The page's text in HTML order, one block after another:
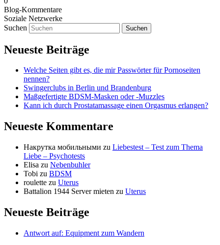
Blog-Kommentare
Soziale Netzwerke
Suchen
Neueste Beiträge
Welche Seiten gibt es, die mir Passwörter für Pornoseiten
nennen?
Swingerclubs in Berlin und Brandenburg
Maßgefertigte BDSM-Masken oder -Muzzles
Kann ich durch Prostatamassage einen Orgasmus erlangen?
Neueste Kommentare
Накрутка мобильными zu Liebestest – Test zum Thema
Liebe – Psychotests
Elisa zu Nebenbuhler
Tobi zu BDSM
roulette zu Uterus
Battalion 1944 Server mieten zu Uterus
Neueste Beiträge
Antwort auf: Equipment zum Wandern